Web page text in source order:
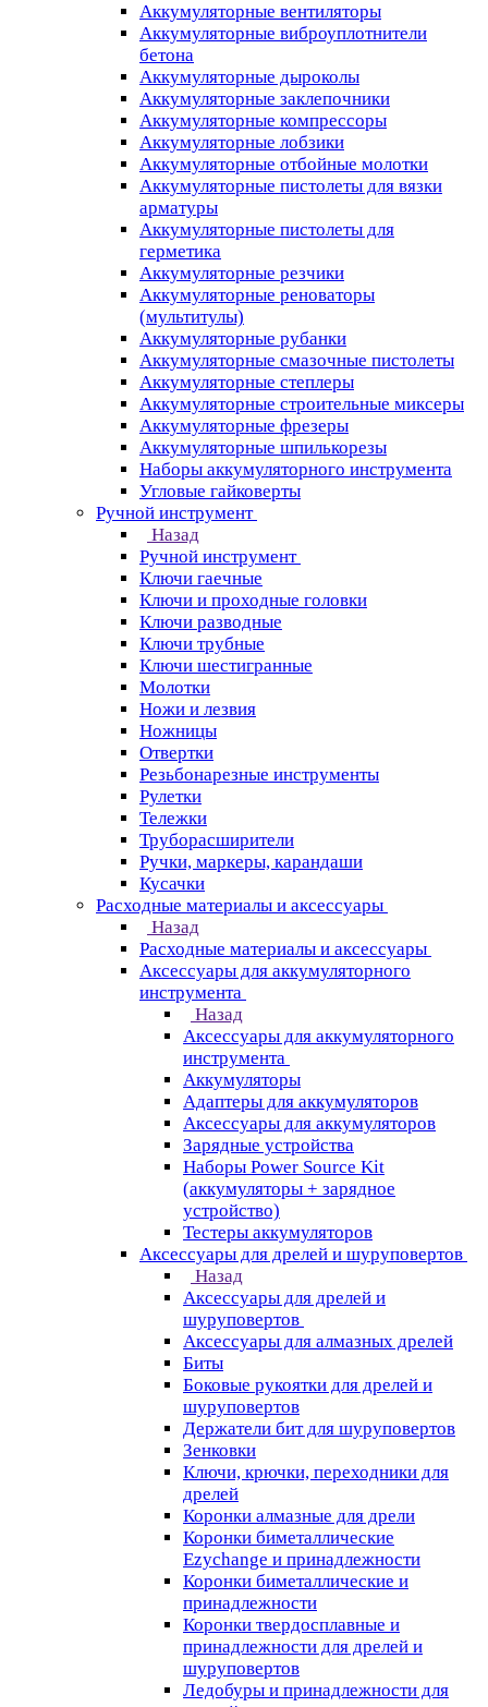
Аккумуляторные вентиляторы
Аккумуляторные виброуплотнители
бетона
Аккумуляторные дыроколы
Аккумуляторные заклепочники
Аккумуляторные компрессоры
Аккумуляторные лобзики
Аккумуляторные отбойные молотки
Аккумуляторные пистолеты для вязки
арматуры
Аккумуляторные пистолеты для
герметика
Аккумуляторные резчики
Аккумуляторные реноваторы
(мультитулы)
Аккумуляторные рубанки
Аккумуляторные смазочные пистолеты
Аккумуляторные степлеры
Аккумуляторные строительные миксеры
Аккумуляторные фрезеры
Аккумуляторные шпилькорезы
Наборы аккумуляторного инструмента
Угловые гайковерты
Ручной инструмент
Назад
Ручной инструмент
Ключи гаечные
Ключи и проходные головки
Ключи разводные
Ключи трубные
Ключи шестигранные
Молотки
Ножи и лезвия
Ножницы
Отвертки
Резьбонарезные инструменты
Рулетки
Тележки
Труборасширители
Ручки, маркеры, карандаши
Кусачки
Расходные материалы и аксессуары
Назад
Расходные материалы и аксессуары
Аксессуары для аккумуляторного
инструмента
Назад
Аксессуары для аккумуляторного
инструмента
Aккумуляторы
Адаптеры для аккумуляторов
Аксессуары для аккумуляторов
Зарядные устройства
Наборы Power Source Kit
(аккумуляторы + зарядное
устройство)
Тестеры аккумуляторов
Аксессуары для дрелей и шуруповертов
Назад
Аксессуары для дрелей и
шуруповертов
Аксессуары для алмазных дрелей
Биты
Боковые рукоятки для дрелей и
шуруповертов
Держатели бит для шуруповертов
Зенковки
Ключи, крючки, переходники для
дрелей
Коронки алмазные для дрели
Коронки биметаллические
Ezychange и принадлежности
Коронки биметаллические и
принадлежности
Коронки твердосплавные и
принадлежности для дрелей и
шуруповертов
Ледобуры и принадлежности для